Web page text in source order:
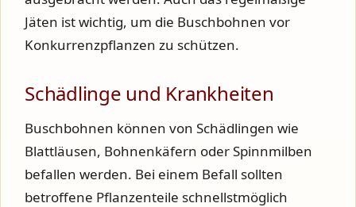
Jäten ist wichtig, um die Buschbohnen vor
Konkurrenzpflanzen zu schützen.
Schädlinge und Krankheiten
Buschbohnen können von Schädlingen wie
Blattläusen, Bohnenkäfern oder Spinnmilben
befallen werden. Bei einem Befall sollten
betroffene Pflanzenteile schnellstmöglich